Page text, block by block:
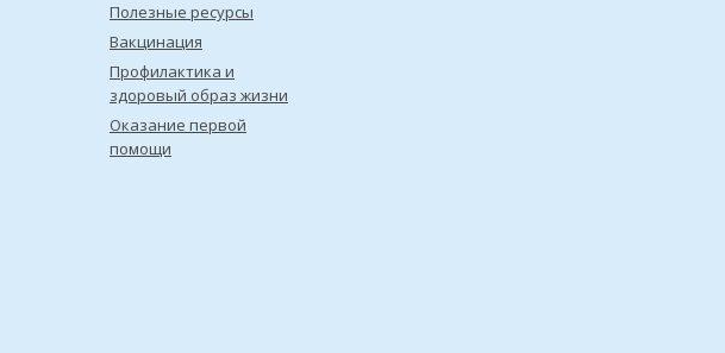
Полезные ресурсы
Вакцинация
Профилактика и
здоровый образ жизни
Оказание первой
помощи